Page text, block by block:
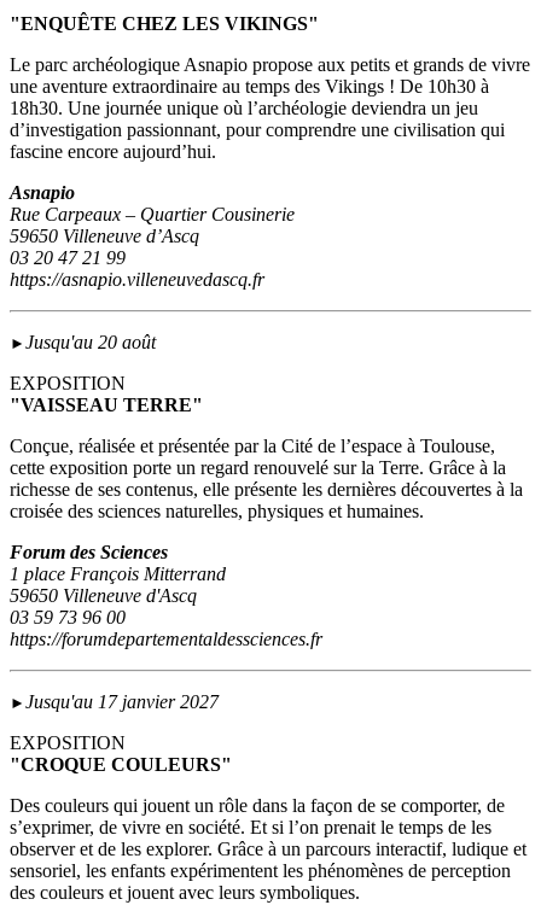
"ENQUÊTE CHEZ LES VIKINGS"
Le parc archéologique Asnapio propose aux petits et grands de vivre
une aventure extraordinaire au temps des Vikings ! De 10h30 à
18h30. Une journée unique où l’archéologie deviendra un jeu
d’investigation passionnant, pour comprendre une civilisation qui
fascine encore aujourd’hui.
Asnapio
Rue Carpeaux – Quartier Cousinerie
59650 Villeneuve d’Ascq
03 20 47 21 99
https://asnapio.villeneuvedascq.fr
► Jusqu'au 20 août
EXPOSITION
"VAISSEAU TERRE"
Conçue, réalisée et présentée par la Cité de l’espace à Toulouse,
cette exposition porte un regard renouvelé sur la Terre. Grâce à la
richesse de ses contenus, elle présente les dernières découvertes à la
croisée des sciences naturelles, physiques et humaines.
Forum des Sciences
1 place François Mitterrand
59650 Villeneuve d'Ascq
03 59 73 96 00
https://forumdepartementaldessciences.fr
► Jusqu'au 17 janvier 2027
EXPOSITION
"CROQUE COULEURS"
Des couleurs qui jouent un rôle dans la façon de se comporter, de
s’exprimer, de vivre en société. Et si l’on prenait le temps de les
observer et de les explorer. Grâce à un parcours interactif, ludique et
sensoriel, les enfants expérimentent les phénomènes de perception
des couleurs et jouent avec leurs symboliques.